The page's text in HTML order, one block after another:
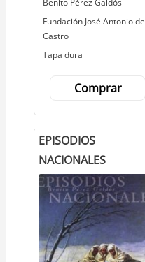
Autor
Benito Pérez Galdós
Editorial
Fundación José Antonio de
Castro
Tapa dura
Comprar
EPISODIOS
NACIONALES